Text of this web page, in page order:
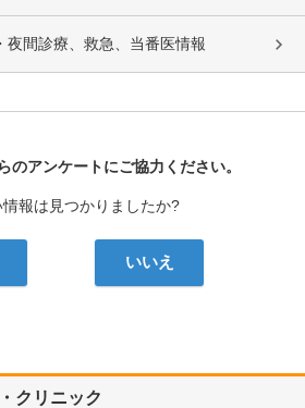
夜間診療、救急、当番医情報
なび
のアンケートにご協力ください。
報は見つかりましたか?
いいえ
クリニック